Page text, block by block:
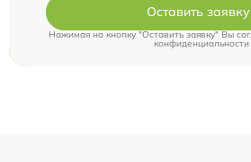
Оставить заявку
Нажимая на кнопку "Оставить заявку" Вы
конфиденциальности